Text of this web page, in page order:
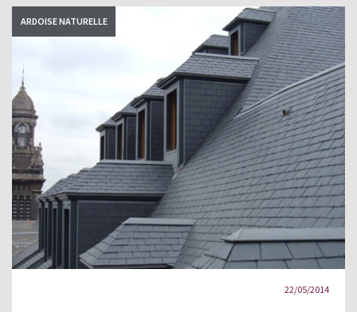
ARDOISE NATURELLE
22/05/2014